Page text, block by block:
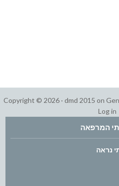
Copyright © 2026 · dmd 2015 on
Log in
המרפאה
נראה